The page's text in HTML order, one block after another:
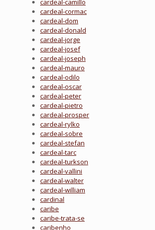
cardeal-camillo
cardeal-cormac
cardeal-dom
cardeal-donald
cardeal-jorge
cardeal-josef
cardeal-joseph
cardeal-mauro
cardeal-odilo
cardeal-oscar
cardeal-peter
cardeal-pietro
cardeal-prosper
cardeal-rylko
cardeal-sobre
cardeal-stefan
cardeal-tarc
cardeal-turkson
cardeal-vallini
cardeal-walter
cardeal-william
cardinal
caribe
caribe-trata-se
caribenho